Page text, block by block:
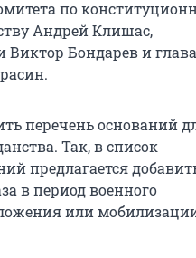
по
Андрей Клишас,
Виктор Бондарев и глава
перечень оснований
Так, в список
предлагается
в период военного
или